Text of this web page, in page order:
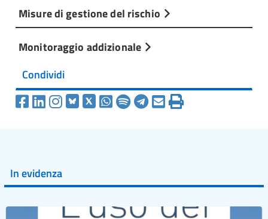
Misure di gestione del rischio
Monitoraggio addizionale
Condividi
In evidenza